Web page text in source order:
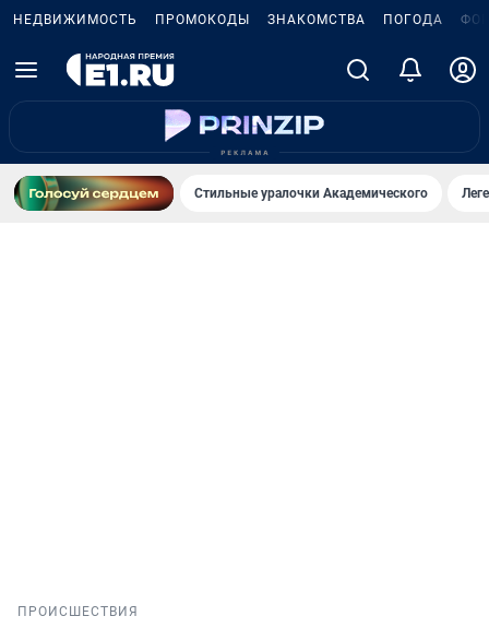
НЕДВИЖИМОСТЬ ПРОМОКОДЫ ЗНАКОМСТВА ПОГОДА
Стильные уралочки Академического
ПРОИСШЕСТВИЯ